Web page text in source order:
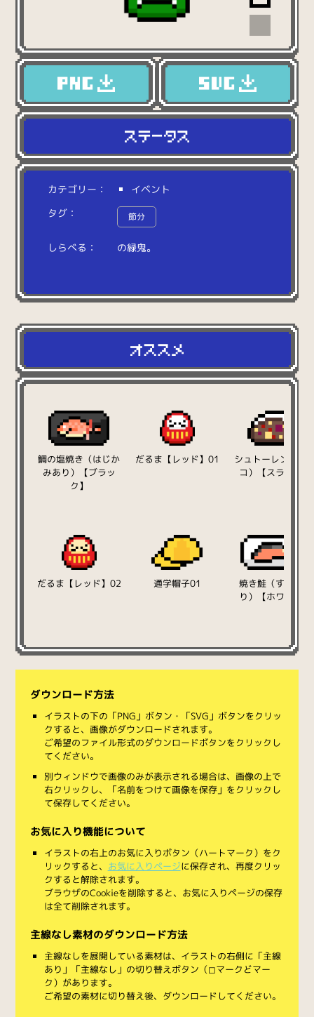
カテゴリー：
イベント
タグ：
節分
しらべる： の緑鬼。
鯛の塩焼き（はじか
みあり）【ブラッ
ク】
だるま【レッド】01
シュトーレン（チ
コ）【スライス】
だるま【レッド】02 通学帽子01
焼き鮭（すだちあ
り）【ホワイト】
ダウンロード方法
イラストの下の「PNG」ボタン・「SVG」ボタンをクリッ
クすると、画像がダウンロードされます。
ご希望のファイル形式のダウンロードボタンをクリックし
てください。
別ウィンドウで画像のみが表示される場合は、画像の上で
右クリックし、「名前をつけて画像を保存」をクリックし
て保存してください。
お気に入り機能について
イラストの右上のお気に入りボタン（ハートマーク）をク
リックすると、 お気に入りページに保存され、再度クリッ
クすると解除されます。
ブラウザのCookieを削除すると、お気に入りページの保存
は全て削除されます。
主線なし素材のダウンロード方法
主線なしを展開している素材は、イラストの右側に「主線
あり」「主線なし」の切り替えボタン（◻︎マークと◼︎マー
ク）があります。
ご希望の素材に切り替え後、ダウンロードしてください。